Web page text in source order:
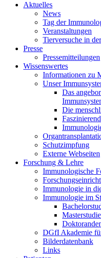
Aktuelles
News
Tag der
Veranstaltungen
Tierversuche in
Presse
Pressemitteilungen
Wissenswertes
Informationen zu
Unser
Das
Die
Schutzimpfung
Externe Webseiten
Forschung & Lehre
Immunologische
Immunologie in
Immunologie im
DGfI Akademie
Bilderdatenbank
Links